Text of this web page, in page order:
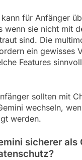
kann für Anfänger
wenn sie nicht mit
sind. Die
ein gewisses
Features
sollten mit
wechseln,
werden.
sicherer als